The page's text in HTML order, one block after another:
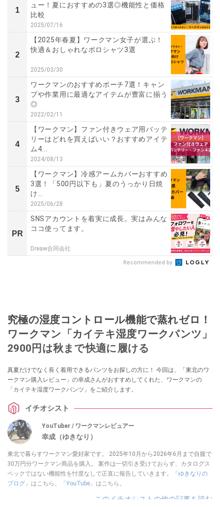
1
ュー！夏におすすめの3選◎機能性と価格
比較
2025/07/16
2
【2025年春夏】ワークマン女子が選ぶ！
快適＆おしゃれなポロシャツ3選
2025/03/30
3
ワークマンのおすすめポーチ7選！キャン
プや作業用に最適なアイテムが豊富に揃う
◎
2022/02/11
4
【ワークマン】ファン付きウェア用バッテ
リーはどれを買えばいい？おすすめアイテ
ム4...
2024/08/13
5
【ワークマン】冷感アームカバーおすすめ
3選！「500円以下も」夏のうっかり日焼
け...
2025/06/28
PR
SNSアカウントを着実に成長。実はみんな
ココ使ってます。
Dreaw合同会社
Recommended by
究極の湿度コントロール機能で蒸れゼロ！
ワークマン「カイテキ湿度ワークパンツ」
2900円は秋まで快適に履ける
真夏だけでなく長く着用できるパンツをお探しの方に！ 今回は、「東北のワ
ークマン購入レビュー」の幸成さんがおすすめしてくれた、ワークマンの
「カイテキ湿度ワークパンツ」をご紹介します。
イチオシスト
YouTuber / ワークマンレビュアー
幸成（ゆきなり）
東北で暮らすワークマン愛好家です。 2025年10月から2026年6月まで自腹で
30万円分ワークマン商品を購入。 案件は一切引き受けておらず、カタログス
ペックではない機能性を忖度なしで正直に報告していきます。「 ゆきなりの
ブログ 」はこちら。「 YouTube 」はこちら。
このイチオシストの他の記事を読む